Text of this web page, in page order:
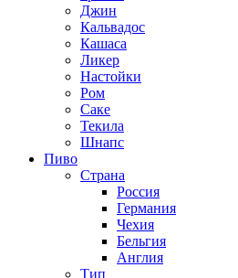
Джин
Кальвадос
Кашаса
Ликер
Настойки
Ром
Саке
Текила
Шнапс
Пиво
Страна
Россия
Германия
Чехия
Бельгия
Англия
Тип